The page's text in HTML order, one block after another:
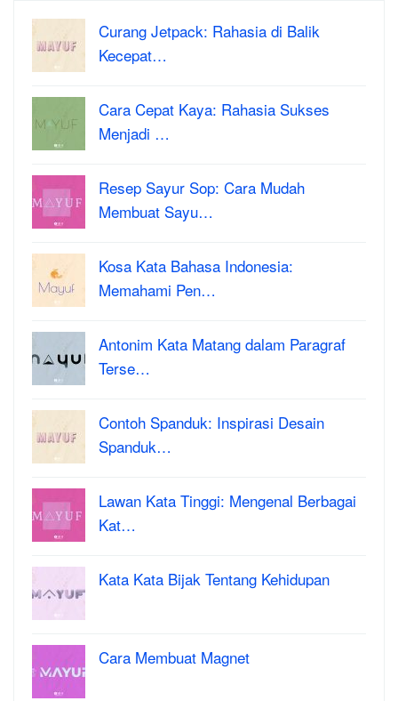
Curang Jetpack: Rahasia di Balik
Kecepat…
Cara Cepat Kaya: Rahasia Sukses
Menjadi …
Resep Sayur Sop: Cara Mudah
Membuat Sayu…
Kosa Kata Bahasa Indonesia:
Memahami Pen…
Antonim Kata Matang dalam Paragraf
Terse…
Contoh Spanduk: Inspirasi Desain
Spanduk…
Lawan Kata Tinggi: Mengenal Berbagai
Kat…
Kata Kata Bijak Tentang Kehidupan
Cara Membuat Magnet